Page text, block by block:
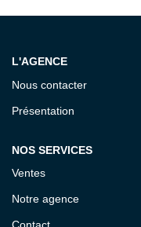
L'AGENCE
Nous contacter
Présentation
NOS SERVICES
Ventes
Notre agence